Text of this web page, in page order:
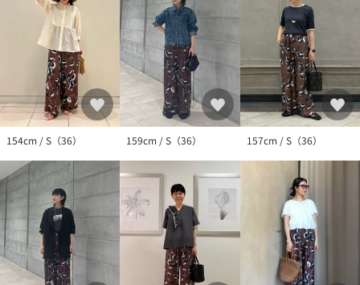
154cm / S（36） 159cm / S（36） 157cm / S（36）